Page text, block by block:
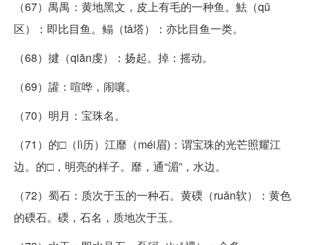
（67）禺禺：黄地黑文，皮上有毛的一种鱼。魼（qū
区）：即比目鱼。鳎（tǎ塔）：亦比目鱼一类。
（68）揵（qiān虔）：扬起。掉：摇动。
（69）讙：喧哗，闹嚷。
（70）明月：宝珠名。
（71）的□（lì历）江靡（méi眉)：谓宝珠的光芒照耀江
边。的□，明亮的样子。靡，通“湄”，水边。
（72）蜀石：质次于玉的一种石。黄碝（ruǎn软）：黄色
的碝石。碝，石名，质地次于玉。